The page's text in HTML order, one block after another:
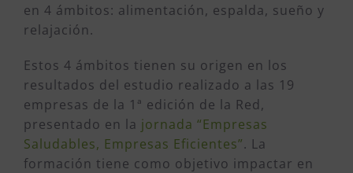
en 4 ámbitos: alimentación, espalda, sueño y
relajación.
Estos 4 ámbitos tienen su origen en los
resultados del estudio realizado a las 19
empresas de la 1ª edición de la Red,
presentado en la jornada “Empresas
Saludables, Empresas Eficientes”. La
formación tiene como objetivo impactar en